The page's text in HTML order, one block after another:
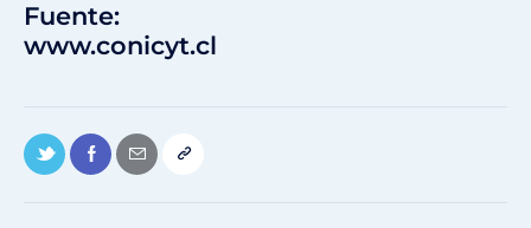
Fuente:
www.conicyt.cl